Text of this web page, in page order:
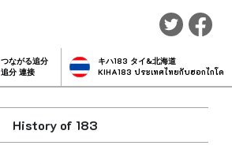
つながる追分
追分 連接
キハ183 タイ&北海道
KIHA183 ประเทศไทยกับฮอกไกโด
History of 183